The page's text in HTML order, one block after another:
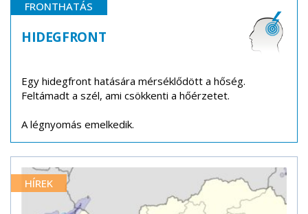
FRONTHATÁS
HIDEGFRONT
Egy hidegfront hatására mérséklődött a hőség.
Feltámadt a szél, ami csökkenti a hőérzetet.
A légnyomás emelkedik.
HÍREK